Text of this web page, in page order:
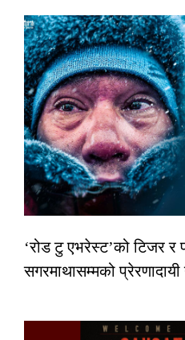
‘रोड टु एभरेस्ट’को टिजर र
सगरमाथासम्मको